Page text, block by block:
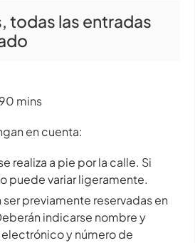
todas las entradas
mins
en cuenta:
realiza a pie por la calle. Si
puede variar ligeramente.
previamente reservadas en
indicarse nombre y
y número de